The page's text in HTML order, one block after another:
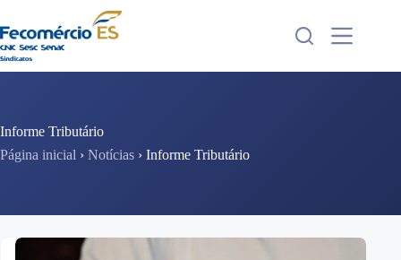
para
o
conteúdo
Informe Tributário
Página inicial › Notícias › Informe Tributário